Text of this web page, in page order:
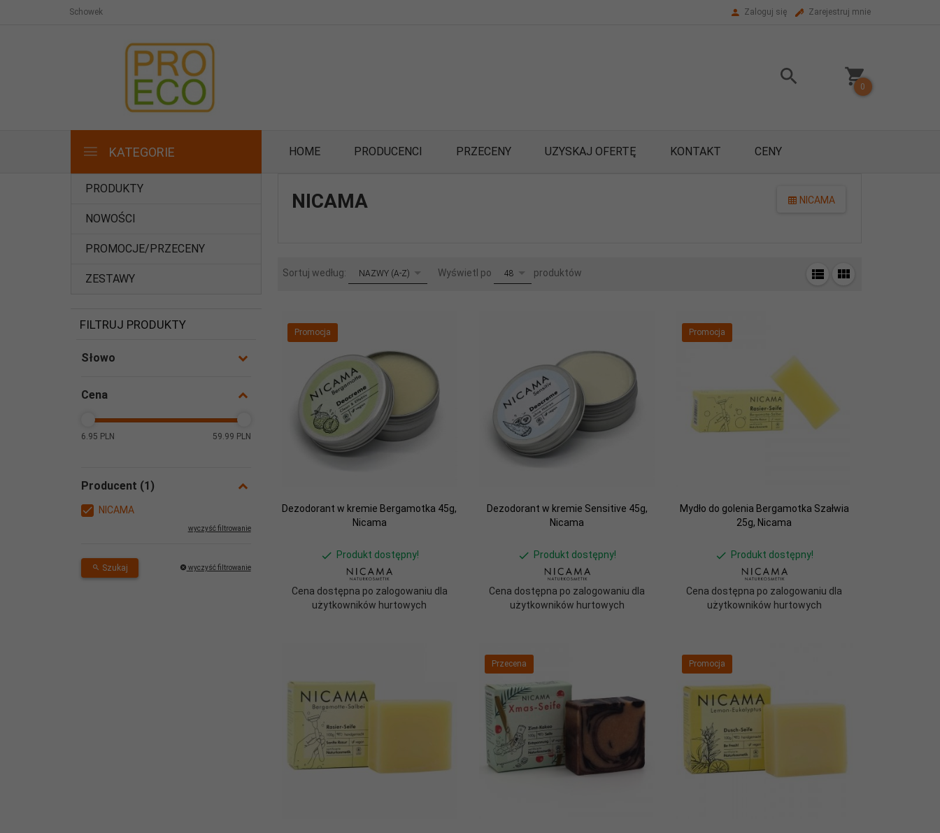
Schowek Zaloguj się Zarejestruj mnie
0
KATEGORIE HOME PRODUCENCI PRZECENY UZYSKAJ OFERTĘ KONTAKT CENY
PRODUKTY
NOWOŚCI
PROMOCJE/PRZECENY
ZESTAWY
FILTRUJ PRODUKTY
Słowo
Cena
6.95 PLN 59.99 PLN
Producent
NICAMA
wyczyść filtrowanie
Szukaj wyczyść filtrowanie
NICAMA NICAMA
Sortuj według: sortNAZWY (A-Z) Wyświetl po pop48 produktów
Promocja
Dezodorant w kremie Bergamotka 45g,
Nicama
Produkt dostępny!
Cena dostępna po zalogowaniu dla
użytkowników hurtowych
Dezodorant w kremie Sensitive 45g,
Nicama
Produkt dostępny!
Cena dostępna po zalogowaniu dla
użytkowników hurtowych
Promocja
Mydło do golenia Bergamotka Szałwia
25g, Nicama
Produkt dostępny!
Cena dostępna po zalogowaniu dla
użytkowników hurtowych
Przecena Promocja